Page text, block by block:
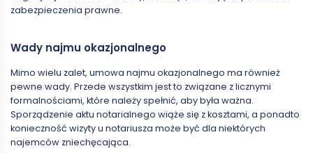
zabezpieczenia prawne.
Wady najmu okazjonalnego
Mimo wielu zalet, umowa najmu okazjonalnego ma również
pewne wady. Przede wszystkim jest to związane z licznymi
formalnościami, które należy spełnić, aby była ważna.
Sporządzenie aktu notarialnego wiąże się z kosztami, a ponadto
konieczność wizyty u notariusza może być dla niektórych
najemców zniechęcająca.